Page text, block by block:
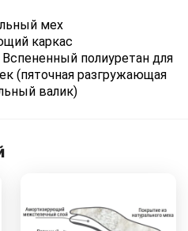
мех
каркас
полиуретан для
(пяточная разгружающая
валик)